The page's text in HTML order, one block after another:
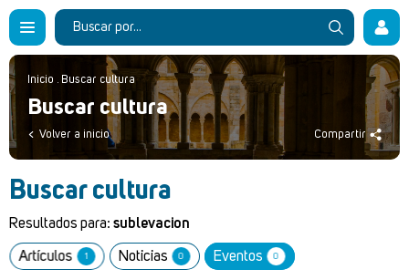
Inicio . Buscar cultura
Buscar cultura
Volver a inicio Compartir
Buscar cultura
Resultados para: sublevacion
Artículos 1 Noticias 0 Eventos 0